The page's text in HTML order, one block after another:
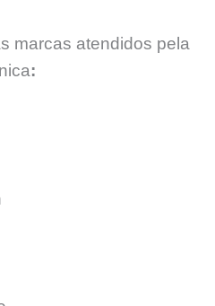
marcas atendidos pela
: